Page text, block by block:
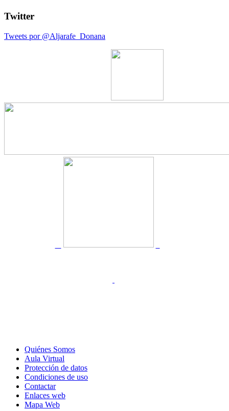
Twitter
Tweets por @Aljarafe_Donana
Quiénes Somos
Aula Virtual
Protección de datos
Condiciones de uso
Contactar
Enlaces web
Mapa Web